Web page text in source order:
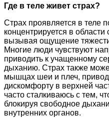
Где в теле живет страх?
Страх проявляется в теле
концентрируется в области
вызывая ощущение
Многие люди чувствуют
приводить к учащенному
дыханию. Страх также
мышцах шеи и плеч,
дискомфорту в верхней
часто сталкиваюсь с тем,
блокируя свободное
внутренних органов.